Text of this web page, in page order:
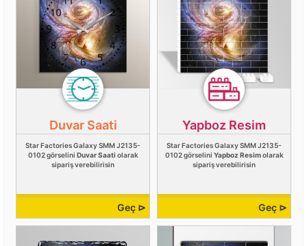
Duvar Saati
Star Factories Galaxy SMM J2135-
0102 görselini Duvar Saati olarak
sipariş verebilirisin
Geç ⊳
Yapboz Resim
Star Factories Galaxy SMM J2135-
0102 görselini Yapboz Resimolarak
sipariş verebilirisin
Geç ⊳